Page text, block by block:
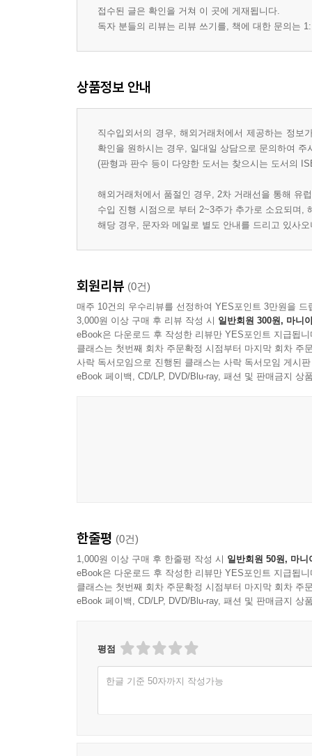
접수된 글은 확인을 거쳐 이 곳에 게재됩니다.
독자 분들의 리뷰는 리뷰 쓰기를, 책에 대한 문의는
상품정보 안내
직수입외서의 경우, 해외거래처에서 제공하는 정
확인을 원하시는 경우, 일대일 상담으로 문의하여 주
(판형과 판수 등이 다양한 도서는 찾으시는 도서의
해외거래처에서 품절인 경우, 2차 거래선을 통해 유
수입 진행 시점으로 부터 2~3주가 추가로 소요되며,
해당 경우, 문자와 메일로 별도 안내를 드리고 있사
회원리뷰 (0건)
매주 10건의 우수리뷰를 선정하여 YES포인트 3만원을 드
3,000원 이상 구매 후 리뷰 작성 시 일반회원 300원, 마니
eBook은 다운로드 후 작성한 리뷰만 YES포인트 지급됩니
클래스는 첫번째 회차 주문확정 시점부터 마지막 회차 주
사락 독서모임으로 진행된 클래스는 사락 독서모임 게시
eBook 페이백, CD/LP, DVD/Blu-ray, 패션 및 판매금지 상
한줄평 (0건)
1,000원 이상 구매 후 한줄평 작성 시 일반회원 50원, 마니
eBook은 다운로드 후 작성한 리뷰만 YES포인트 지급됩니
클래스는 첫번째 회차 주문확정 시점부터 마지막 회차 주
eBook 페이백, CD/LP, DVD/Blu-ray, 패션 및 판매금지 상
평점
한글 기준 50자까지 작성가능